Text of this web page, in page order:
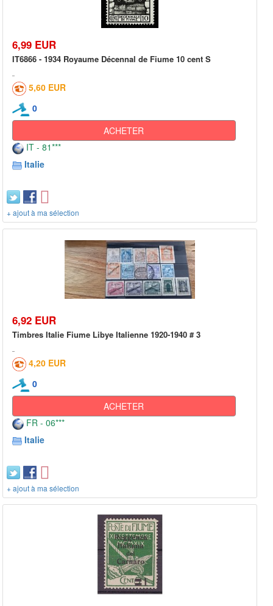
6,99 EUR
IT6866 - 1934 Royaume Décennal de Fiume 10 cent S
5,60 EUR
0
ACHETER
IT - 81***
Italie
+ ajout à ma sélection
6,92 EUR
Timbres Italie Fiume Libye Italienne 1920-1940 # 3
4,20 EUR
0
ACHETER
FR - 06***
Italie
+ ajout à ma sélection